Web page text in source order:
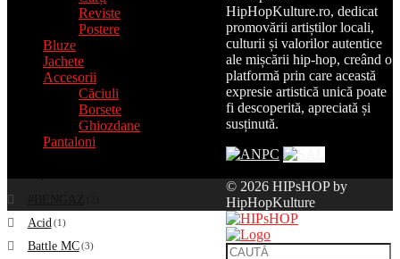
Reviste
Postere
Bluze
Jachete
Accesorii
Căciuli
Borsete
Ghiozdane
Pantaloni
Acid(1)
Battle MC(3)
HipHopKulture.ro, dedicat
promovării artiștilor locali,
culturii și valorilor autentice
ale mișcării hip-hop, creând o
platformă prin care această
expresie artistică unică poate
fi descoperită, apreciată și
susținută.
© 2026 HIPsHOP by
HipHopKulture